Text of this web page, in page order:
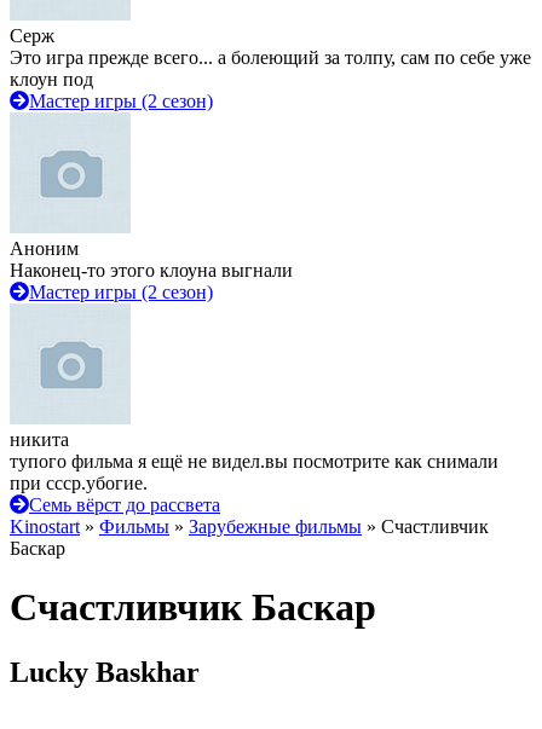
Серж
Это игра прежде всего... а болеющий за толпу, сам по себе уже
клоун под
Мастер игры (2 сезон)
Аноним
Наконец-то этого клоуна выгнали
Мастер игры (2 сезон)
никита
тупого фильма я ещё не видел.вы посмотрите как снимали
при ссср.убогие.
Семь вёрст до рассвета
Kinostart » Фильмы » Зарубежные фильмы » Счастливчик
Баскар
Счастливчик Баскар
Lucky Baskhar